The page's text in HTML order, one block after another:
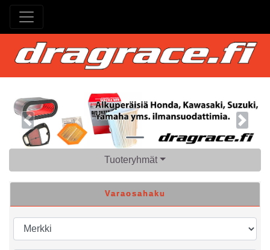
Previous Next
Tuoteryhmät
Varaosahaku